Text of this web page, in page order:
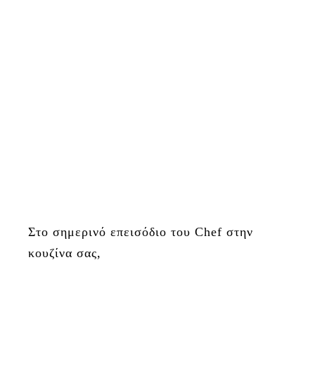
Στο σημερινό επεισόδιο του Chef στην
κουζίνα σας,